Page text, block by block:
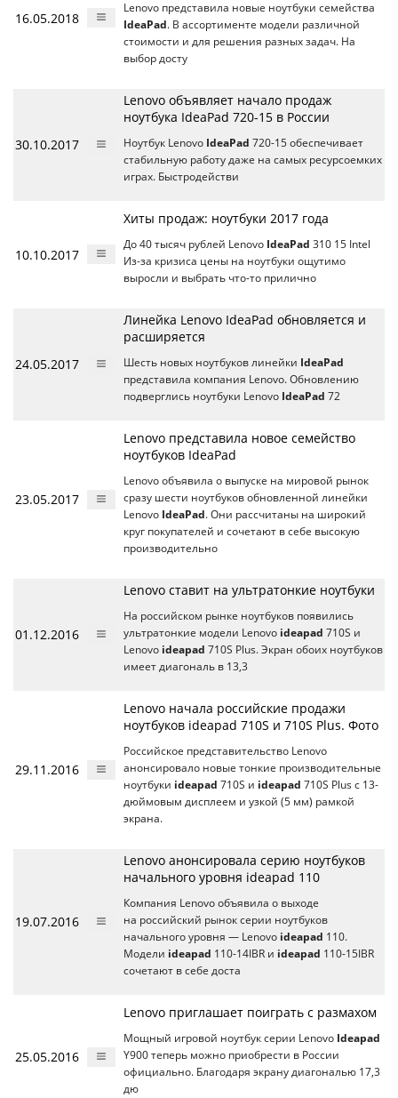
16.05.2018
Lenovo представила новые ноутбуки семейства
IdeaPad. В ассортименте модели различной
стоимости и для решения разных задач. На
выбор досту
30.10.2017
Lenovo объявляет начало продаж
ноутбука IdeaPad 720-15 в России
Ноутбук Lenovo IdeaPad 720-15 обеспечивает
стабильную работу даже на самых ресурсоемких
играх. Быстродействи
10.10.2017
Хиты продаж: ноутбуки 2017 года
До 40 тысяч рублей Lenovo IdeaPad 310 15 Intel
Из-за кризиса цены на ноутбуки ощутимо
выросли и выбрать что-то прилично
24.05.2017
Линейка Lenovo IdeaPad обновляется и
расширяется
Шесть новых ноутбуков линейки IdeaPad
представила компания Lenovo. Обновлению
подверглись ноутбуки Lenovo IdeaPad 72
23.05.2017
Lenovo представила новое семейство
ноутбуков IdeaPad
Lenovo объявила о выпуске на мировой рынок
сразу шести ноутбуков обновленной линейки
Lenovo IdeaPad. Они рассчитаны на широкий
круг покупателей и сочетают в себе высокую
производительно
01.12.2016
Lenovo ставит на ультратонкие ноутбуки
На российском рынке ноутбуков появились
ультратонкие модели Lenovo ideapad 710S и
Lenovo ideapad 710S Plus. Экран обоих ноутбуков
имеет диагональ в 13,3
29.11.2016
Lenovo начала российские продажи
ноутбуков ideapad 710S и 710S Plus. Фото
Российское представительство Lenovo
анонсировало новые тонкие производительные
ноутбуки ideapad 710S и ideapad 710S Plus с 13-
дюймовым дисплеем и узкой (5 мм) рамкой
экрана.
19.07.2016
Lenovo анонсировала серию ноутбуков
начального уровня ideapad 110
Компания Lenovo объявила о выходе
на российский рынок серии ноутбуков
начального уровня — Lenovo ideapad 110.
Модели ideapad 110-14IBR и ideapad 110-15IBR
сочетают в себе доста
25.05.2016
Lenovo приглашает поиграть с размахом
Мощный игровой ноутбук серии Lenovo Ideapad
Y900 теперь можно приобрести в России
официально. Благодаря экрану диагональю 17,3
дю